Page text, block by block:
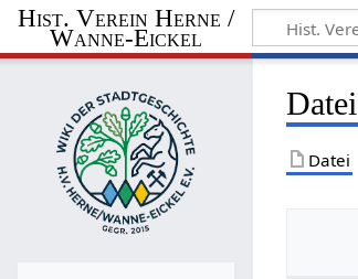
Hist. Verein Herne /
Wanne-Eickel
Datei
Datei